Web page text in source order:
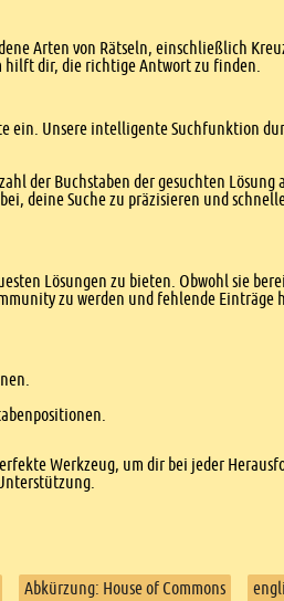
Arten von Rätseln, einschließlich
hilft dir, die richtige Antwort zu finden.
ein. Unsere intelligente Suchfunktion
der Buchstaben der gesuchten Lösung
deine Suche zu präzisieren und
Lösungen zu bieten. Obwohl sie
zu werden und fehlende
Werkzeug, um dir bei jeder
Abkürzung: House of Commons